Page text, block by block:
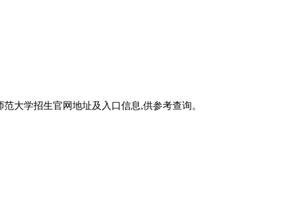
大学招生官网地址及入口信息,供参考查询。